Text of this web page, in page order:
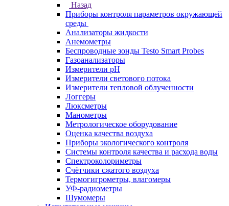
Назад
Приборы контроля параметров окружающей
среды
Анализаторы жидкости
Анемометры
Беспроводные зонды Testo Smart Probes
Газоанализаторы
Измерители pH
Измерители светового потока
Измерители тепловой облученности
Логгеры
Люксметры
Манометры
Метрологическое оборудование
Оценка качества воздуха
Приборы экологического контроля
Системы контроля качества и расхода воды
Спектроколориметры
Счётчики сжатого воздуха
Термогигрометры, влагомеры
УФ-радиометры
Шумомеры